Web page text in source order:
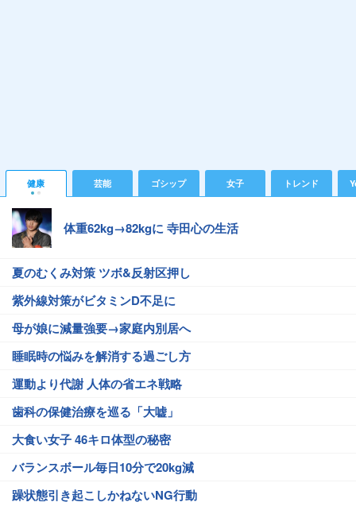
健康 芸能 ゴシップ 女子 トレンド
体重62kg→82kgに 寺田心の生活
夏のむくみ対策 ツボ&反射区押し
紫外線対策がビタミンD不足に
母が娘に減量強要→家庭内別居へ
睡眠時の悩みを解消する過ごし方
運動より代謝 人体の省エネ戦略
歯科の保健治療を巡る「大嘘」
大食い女子 46キロ体型の秘密
バランスボール毎日10分で20kg減
躁状態引き起こしかねないNG行動